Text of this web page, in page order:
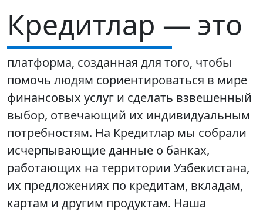
Кредитлар — это
платформа, созданная для того, чтобы
помочь людям сориентироваться в мире
финансовых услуг и сделать взвешенный
выбор, отвечающий их индивидуальным
потребностям. На Кредитлар мы собрали
исчерпывающие данные о банках,
работающих на территории Узбекистана,
их предложениях по кредитам, вкладам,
картам и другим продуктам. Наша